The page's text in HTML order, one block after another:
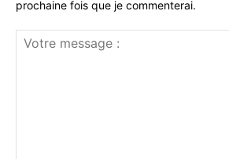
prochaine fois que je commenterai.